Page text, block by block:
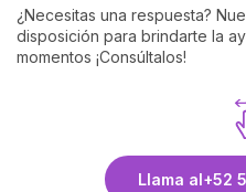
¿Necesitas una respuesta?
disposición para brindarte la
momentos ¡Consúltalos!
Llama al+52